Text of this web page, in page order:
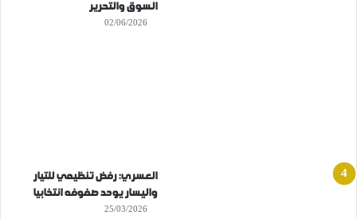
السوق والتحرير
02/06/2026
العسري: رفض تنظيمي للتيار
واليسار يوحد صفوفه انتخابيا
25/03/2026